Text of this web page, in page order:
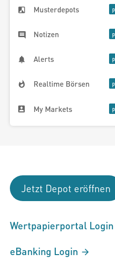
Musterdepots
Notizen
Alerts
Realtime Börsen
My Markets
Jetzt Depot eröffnen
Wertpapierportal Login
eBanking Login